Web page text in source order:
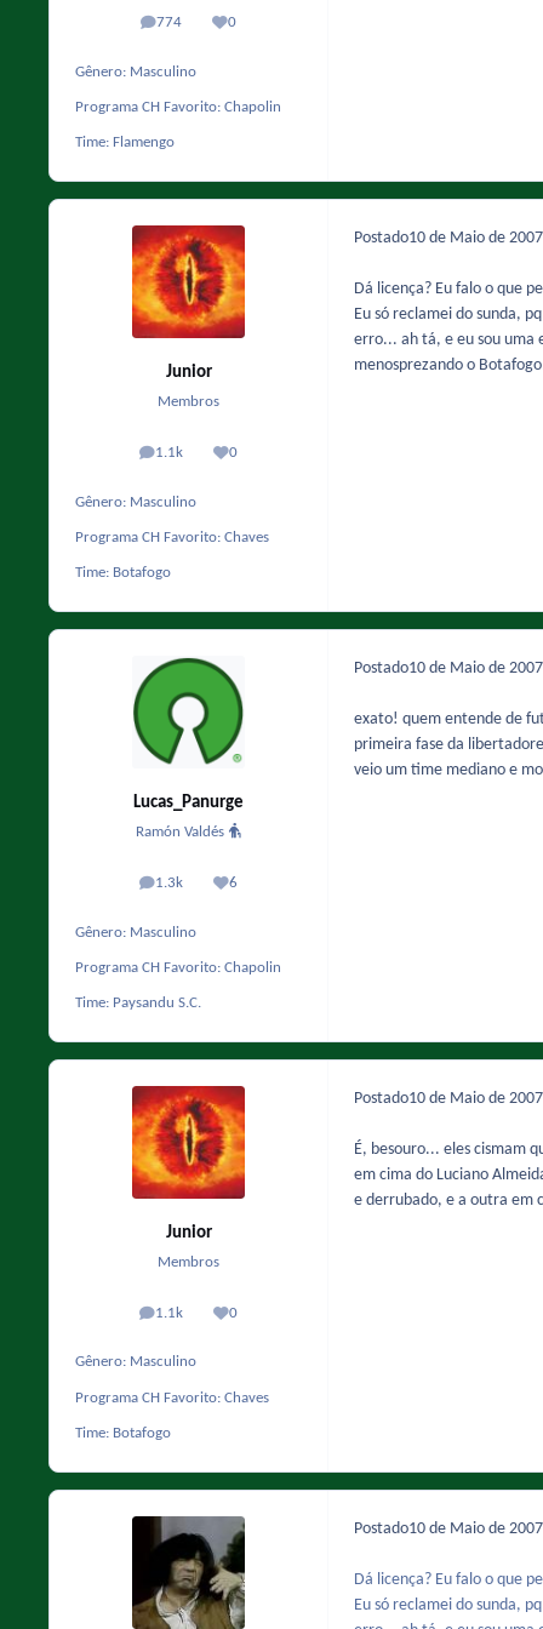
774
posts 0
Reputação
Gênero: Masculino
Programa CH Favorito: Chapolin
Time: Flamengo
Junior
Membros
1.1k
posts 0
Reputação
Gênero: Masculino
Programa CH Favorito: Chaves
Time: Botafogo
Postado10 de Maio de
Dá licença? Eu falo o que
Eu só reclamei do sunda,
erro... ah tá, e eu sou uma
menosprezando o
Lucas_Panurge
Ramón Valdés
1.3k
posts 6
Reputação
Gênero: Masculino
Programa CH Favorito: Chapolin
Time: Paysandu S.C.
Postado10 de Maio de
exato! quem entende de
primeira fase da
veio um time mediano e
Junior
Membros
1.1k
posts 0
Reputação
Gênero: Masculino
Programa CH Favorito: Chaves
Time: Botafogo
Postado10 de Maio de
É, besouro... eles cismam
em cima do Luciano
e derrubado, e a outra em
Postado10 de Maio de
Dá licença? Eu falo o que
Eu só reclamei do sunda,